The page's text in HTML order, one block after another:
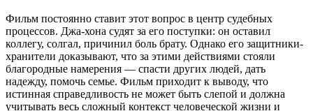
Фильм постоянно ставит этот вопрос в центр судебных
процессов. Джа-хона судят за его поступки: он оставил
коллегу, солгал, причинил боль брату. Однако его защитники-
хранители доказывают, что за этими действиями стояли
благородные намерения — спасти других людей, дать
надежду, помочь семье. Фильм приходит к выводу, что
истинная справедливость не может быть слепой и должна
учитывать весь сложный контекст человеческой жизни и